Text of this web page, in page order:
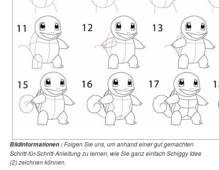
Bildinformationen :Folgen Sie uns, um anhand einer gut gemachten
Schritt-für-Schritt-Anleitung zu lernen, wie Sie ganz einfach Schiggy Idee
(2) zeichnen können.